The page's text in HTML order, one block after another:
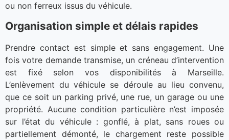
ou non ferreux issus du véhicule.
Organisation simple et délais rapides
Prendre contact est simple et sans engagement. Une
fois votre demande transmise, un créneau d’intervention
est fixé selon vos disponibilités à Marseille.
L’enlèvement du véhicule se déroule au lieu convenu,
que ce soit un parking privé, une rue, un garage ou une
propriété. Aucune condition particulière n’est imposée
sur l’état du véhicule : gonflé, à plat, sans roues ou
partiellement démonté, le chargement reste possible